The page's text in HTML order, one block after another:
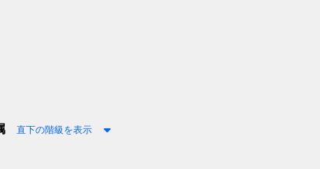
直下の階級を表示